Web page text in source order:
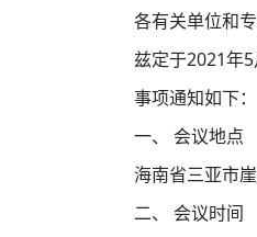
各有关单位和专
兹定于2021年
事项通知如下：
一、
会议地点
海南省三亚市
二、
会议时间